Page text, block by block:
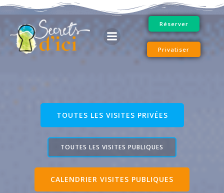
au
contenu
Réserver
Privatiser
TOUTES LES VISITES PRIVÉES
TOUTES LES VISITES PUBLIQUES
CALENDRIER VISITES PUBLIQUES